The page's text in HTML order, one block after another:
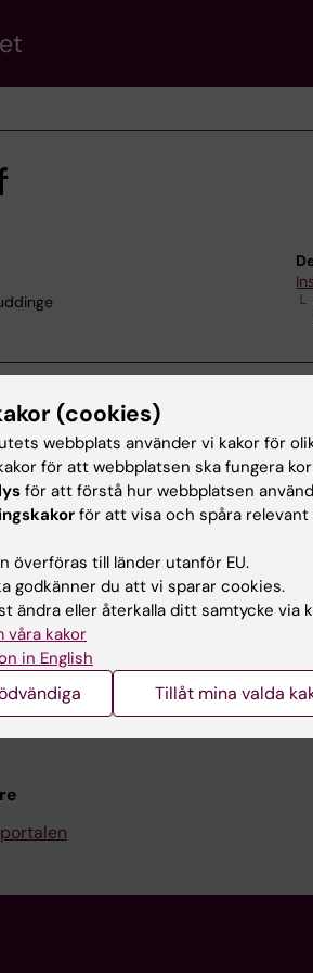
Jobba
(cookies)
webbplats använder vi kakor för
för att webbplatsen ska fungera
för att förstå hur webbplatsen
för att visa och spåra
överföras till länder utanför EU.
godkänner du att vi sparar cookies.
ändra eller återkalla ditt samtycke via
våra kakor
in English
Tillåt mina valda